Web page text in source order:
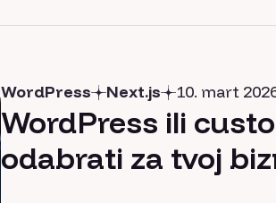
WordPress Next.js 10. mart
WordPress ili
odabrati za tvoj